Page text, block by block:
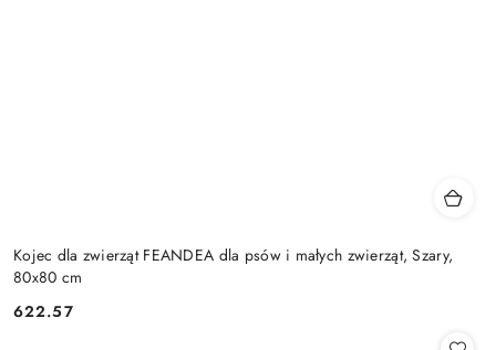
Kojec dla zwierząt FEANDEA dla psów i małych zwierząt, Szary,
80x80 cm
Cena:
622.57